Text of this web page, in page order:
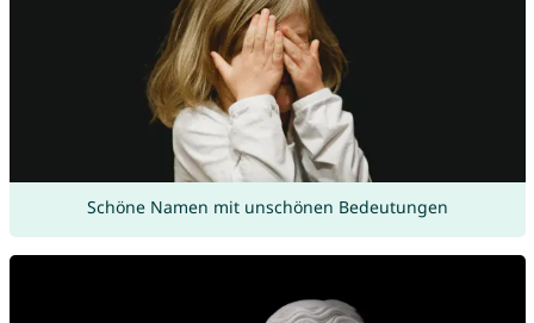
Schöne Namen mit unschönen Bedeutungen